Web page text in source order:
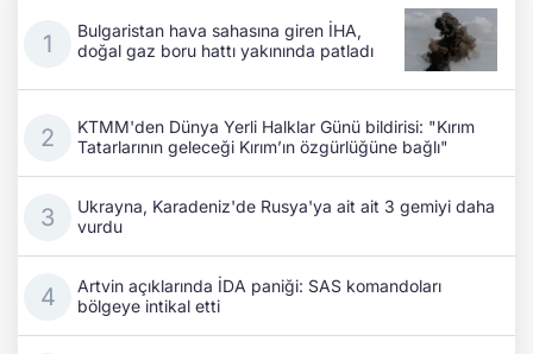
Bulgaristan hava sahasına giren İHA,
doğal gaz boru hattı yakınında patladı
KTMM'den Dünya Yerli Halklar Günü bildirisi: "Kırım
Tatarlarının geleceği Kırım’ın özgürlüğüne bağlı"
Ukrayna, Karadeniz'de Rusya'ya ait ait 3 gemiyi daha
vurdu
Artvin açıklarında İDA paniği: SAS komandoları
bölgeye intikal etti